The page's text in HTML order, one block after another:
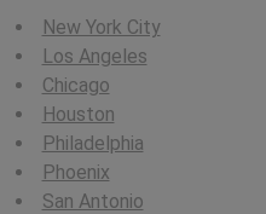
New York City
Los Angeles
Chicago
Houston
Philadelphia
Phoenix
San Antonio